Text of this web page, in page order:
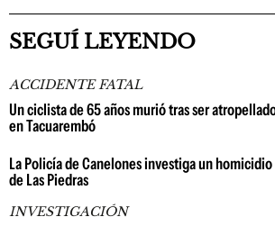
SEGUÍ LEYENDO
ACCIDENTE FATAL
Un ciclista de 65 años murió tras ser
en Tacuarembó
La Policía de Canelones investiga un
de Las Piedras
INVESTIGACIÓN